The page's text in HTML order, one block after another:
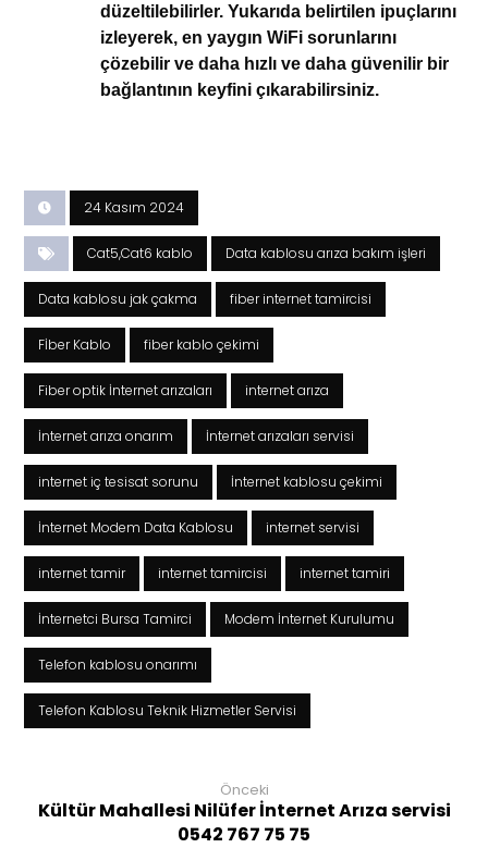
düzeltilebilirler. Yukarıda belirtilen ipuçlarını
izleyerek, en yaygın WiFi sorunlarını
çözebilir ve daha hızlı ve daha güvenilir bir
bağlantının keyfini çıkarabilirsiniz.
24 Kasım 2024
Cat5,Cat6 kablo Data kablosu arıza bakım işleri
Data kablosu jak çakma fiber internet tamircisi
Fİber Kablo fiber kablo çekimi
Fiber optik İnternet arızaları internet arıza
İnternet arıza onarım İnternet arızaları servisi
internet iç tesisat sorunu İnternet kablosu çekimi
İnternet Modem Data Kablosu internet servisi
internet tamir internet tamircisi internet tamiri
İnternetci Bursa Tamirci Modem İnternet Kurulumu
Telefon kablosu onarımı
Telefon Kablosu Teknik Hizmetler Servisi
Önceki
Kültür Mahallesi Nilüfer İnternet Arıza servisi
0542 767 75 75